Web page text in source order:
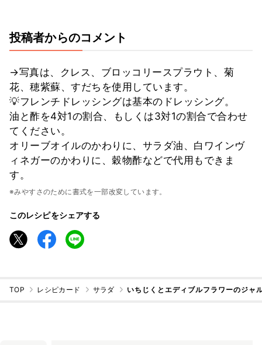
投稿者からのコメント
→写真は、クレス、ブロッコリースプラウト、菊
花、穂紫蘇、すだちを使用しています。
💡フレンチドレッシングは基本のドレッシング。
油と酢を4対1の割合、もしくは3対1の割合で合わせ
てください。
オリーブオイルのかわりに、サラダ油、白ワインヴ
ィネガーのかわりに、穀物酢などで代用もできま
す。
※みやすさのために書式を一部改変しています。
このレシピをシェアする
TOP レシピカード サラダ いちじくとエディブルフラワーのジャ